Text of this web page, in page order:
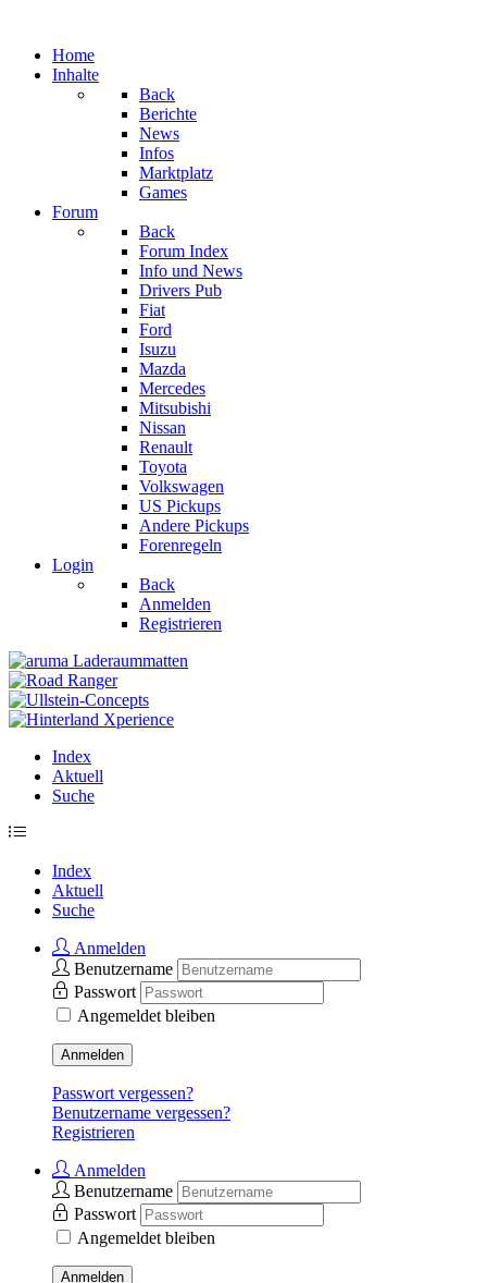
Home
Inhalte
Back
Berichte
News
Infos
Marktplatz
Games
Forum
Back
Forum Index
Info und News
Drivers Pub
Fiat
Ford
Isuzu
Mazda
Mercedes
Mitsubishi
Nissan
Renault
Toyota
Volkswagen
US Pickups
Andere Pickups
Forenregeln
Login
Back
Anmelden
Registrieren
Index
Aktuell
Suche
Index
Aktuell
Suche
Anmelden
Benutzername
Passwort
Angemeldet bleiben
Anmelden
Passwort vergessen?
Benutzername vergessen?
Registrieren
Anmelden
Benutzername
Passwort
Angemeldet bleiben
Anmelden